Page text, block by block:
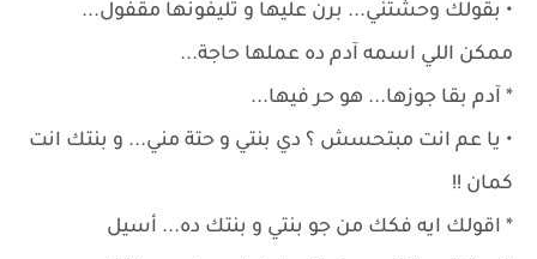
• بقولك وحشتني... برن عليها و تليفونها مقفول...
ممكن اللي اسمه آدم ده عملها حاجة...
* آدم بقا جوزها... هو حر فيها...
• يا عم انت مبتحسش ؟ دي بنتي و حتة مني... و بنتك انت
كمان !!
* اقولك ايه فكك من جو بنتي و بنتك ده... أسيل